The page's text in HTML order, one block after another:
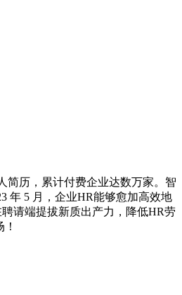
简历，累计付费企业达数万家。智
年 5 月，企业HR能够愈加高效地
请端提拔新质出产力，降低HR劳